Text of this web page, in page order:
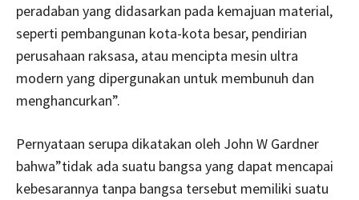
peradaban yang didasarkan pada kemajuan material,
seperti pembangunan kota-kota besar, pendirian
perusahaan raksasa, atau mencipta mesin ultra
modern yang dipergunakan untuk membunuh dan
menghancurkan”.
Pernyataan serupa dikatakan oleh John W Gardner
bahwa”tidak ada suatu bangsa yang dapat mencapai
kebesarannya tanpa bangsa tersebut memiliki suatu